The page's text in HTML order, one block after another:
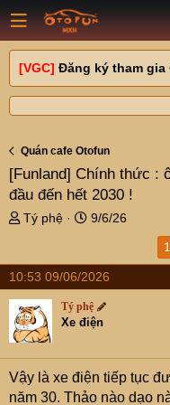
[VGC] Đăng ký tham gia
Quán cafe Otofun
[Funland] Chính thức :
đầu đến hết 2030 !
T
e
a
d
s
t
r
t
Tý phệ
N
y
g
ử
i
9/6/26
1
10:53 09/06/2026
Tý phệ
Xe điện
Vậy là xe điện tiếp tục
năm 30. Thảo nào dạo